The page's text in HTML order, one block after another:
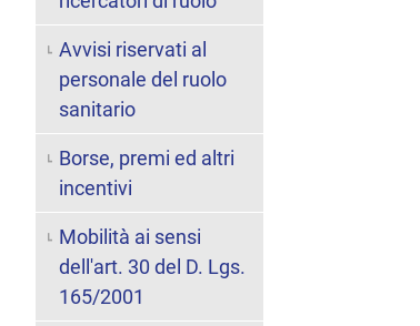
Avvisi riservati al
personale del ruolo
sanitario
Borse, premi ed altri
incentivi
Mobilità ai sensi
dell'art. 30 del D. Lgs.
165/2001